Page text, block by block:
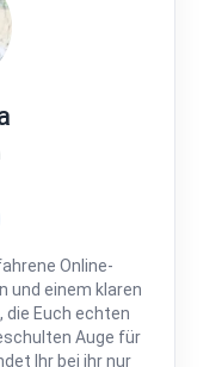
Online-
und einem klaren
die Euch echten
Auge für
Ihr bei ihr nur